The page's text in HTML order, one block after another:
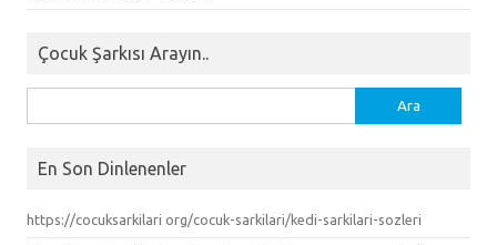
Çocuk Şarkısı Arayın..
En Son Dinlenenler
https://cocuksarkilari org/cocuk-sarkilari/kedi-sarkilari-sozleri